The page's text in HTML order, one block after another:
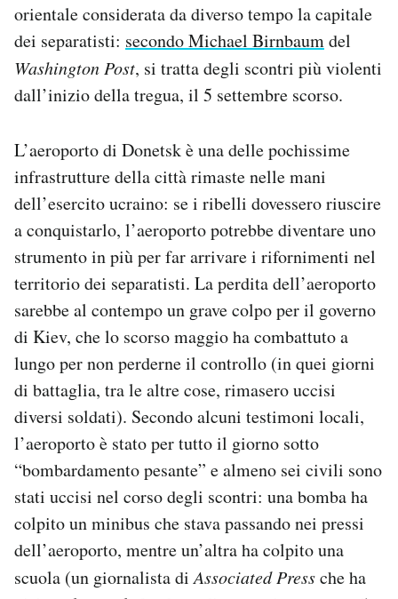
Notifiche mobile
Regala il Post
Esci
orientale considerata da diverso tempo la capitale
dei separatisti: secondo Michael Birnbaumdel
Washington Post, si tratta degli scontri più violenti
dall’inizio della tregua, il 5 settembre scorso.
L’aeroporto di Donetsk è una delle pochissime
infrastrutture della città rimaste nelle mani
dell’esercito ucraino: se i ribelli dovessero riuscire
a conquistarlo, l’aeroporto potrebbe diventare uno
strumento in più per far arrivare i rifornimenti nel
territorio dei separatisti. La perdita dell’aeroporto
sarebbe al contempo un grave colpo per il governo
di Kiev, che lo scorso maggio ha combattuto a
lungo per non perderne il controllo (in quei giorni
di battaglia, tra le altre cose, rimasero uccisi
diversi soldati). Secondo alcuni testimoni locali,
l’aeroporto è stato per tutto il giorno sotto
“bombardamento pesante” e almeno sei civili sono
stati uccisi nel corso degli scontri: una bomba ha
colpito un minibus che stava passando nei pressi
dell’aeroporto, mentre un’altra ha colpito una
scuola (un giornalista diAssociated Pressche ha